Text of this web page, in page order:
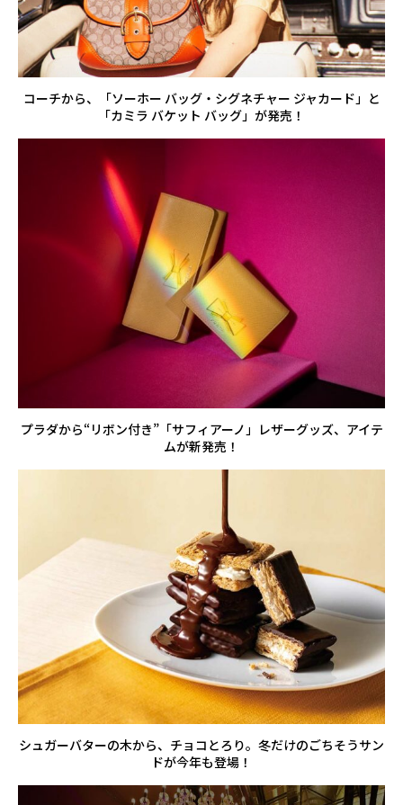
コーチから、「ソーホー バッグ・シグネチャー ジャカード」と
「カミラ バケット バッグ」が発売！
プラダから“リボン付き”「サフィアーノ」レザーグッズ、アイテ
ムが新発売！
シュガーバターの木から、チョコとろり。冬だけのごちそうサン
ドが今年も登場！